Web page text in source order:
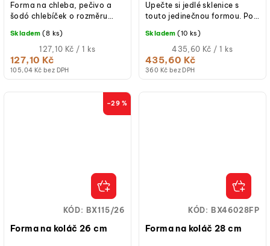
105,04 Kč bez DPH
127,10 Kč
Měrná
cena:
127,10 Kč / 1 ks
Skladem (8 ks)
Forma na chleba, pečivo a
šodó chlebíček o rozměru
pro biskupský chlebíček,
toastový...
360 Kč bez DPH
435,60 Kč
Měrná
cena:
435,60 Kč / 1 ks
Skladem (10 ks)
Upečte si jedlé sklenice s
touto jedinečnou formou. Po
rozpuštěnou čokoládou,
nechte ztuhnout a...
–29 %
Forma na koláč 26 cm
KÓD: BX115/26
Forma na koláč 28 cm
KÓD: BX46028FP